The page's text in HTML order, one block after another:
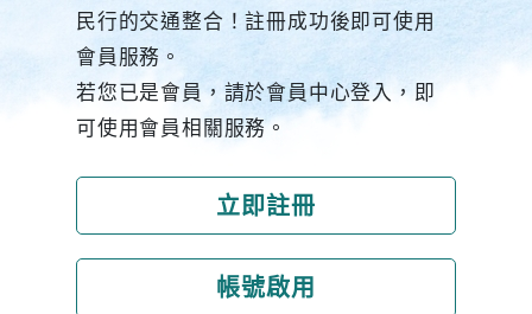
民行的交通整合！註冊成功後即可使用
會員服務。
若您已是會員，請於會員中心登入，即
可使用會員相關服務。
立即註冊
帳號啟用